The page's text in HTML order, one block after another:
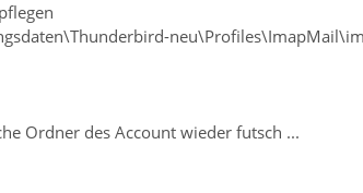
Ordner des Account wieder futsch ...